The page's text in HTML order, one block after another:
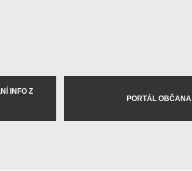
INFO Z
PORTÁL OBČANA